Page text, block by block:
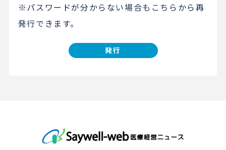
※パスワードが分からない場合もこちらから再
発行できます。
発行